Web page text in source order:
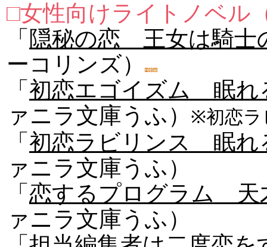
□女性向けライトノベル
「 隠秘の恋 王女は騎士
ーコリンズ）
「 初恋エゴイズム 眠れ
ァニラ文庫うふ）
※初恋ラ
「 初恋ラビリンス 眠れ
ァニラ文庫うふ）
「 恋するプログラム 天
ァニラ文庫うふ）